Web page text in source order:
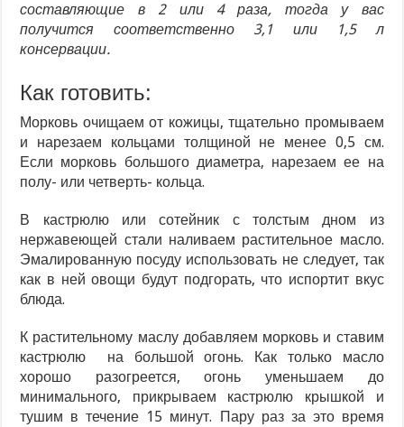
составляющие в 2 или 4 раза, тогда у вас
получится соответственно 3,1 или 1,5 л
консервации.
Как готовить:
Морковь очищаем от кожицы, тщательно промываем
и нарезаем кольцами толщиной не менее 0,5 см.
Если морковь большого диаметра, нарезаем ее на
полу- или четверть- кольца.
В кастрюлю или сотейник с толстым дном из
нержавеющей стали наливаем растительное масло.
Эмалированную посуду использовать не следует, так
как в ней овощи будут подгорать, что испортит вкус
блюда.
К растительному маслу добавляем морковь и ставим
кастрюлю на большой огонь. Как только масло
хорошо разогреется, огонь уменьшаем до
минимального, прикрываем кастрюлю крышкой и
тушим в течение 15 минут. Пару раз за это время